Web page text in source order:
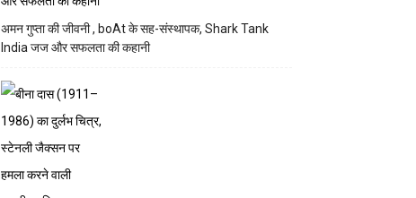
अमन गुप्ता की जीवनी , boAt के सह-संस्थापक, Shark Tank
India जज और सफलता की कहानी